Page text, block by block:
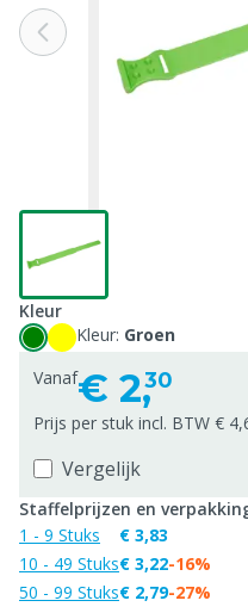
Kleur
Kleur: Groen
Vanaf€ 2,30
Prijs per stuk incl. BTW €
Vergelijk
Staffelprijzen en
1 - 9 Stuks
10 - 49 Stuks
50 - 99 Stuks
€ 3,83
€ 3,22
€ 2,79
-16%
-27%